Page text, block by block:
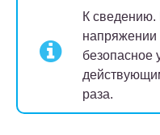
К сведению.
напряжении
безопасное
раза.